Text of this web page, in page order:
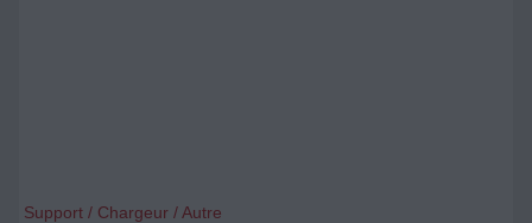
Support / Chargeur / Autre